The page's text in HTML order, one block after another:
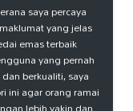
saya percaya
yang jelas
emas terbaik
yang pernah
berkualiti, saya
ini agar orang ramai